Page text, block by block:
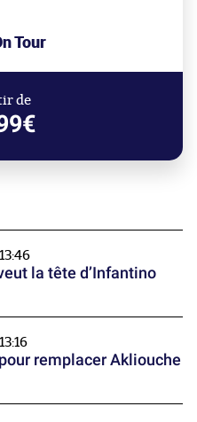
Tour
de
la tête d’Infantino
remplacer Akliouche